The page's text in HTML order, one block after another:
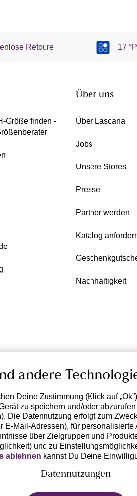
Retoure 17
Größe finden -
Über uns
Über Lascana
Jobs
Unsere Stores
Presse
Partner werden
Katalog
Nachhaltigkeit
andere
Deine Zustimmung (Klick auf
zu speichern und/oder
Die Datennutzung erfolgt zum
E-Mail-Adressen), für
über Zielgruppen und
und zu
ablehnen kannst Du Deine
Datennutzungen